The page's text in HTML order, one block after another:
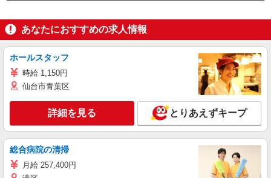
あなたにおすすめの求人情報
ホールスタッフ
時給 1,150円
仙台市青葉区
詳細を見る とりあえずキープ
総合病院の清掃
月給 257,400円